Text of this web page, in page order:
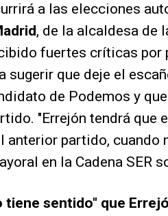
a las elecciones
, de la alcaldesa de
fuertes críticas por
sugerir que deje el
de Podemos y
"Errejón tendrá que
anterior partido, cuando
en la Cadena SER
tiene sentido" que